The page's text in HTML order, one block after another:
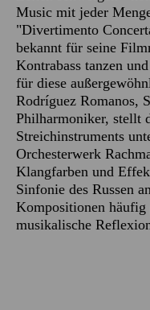
Music mit jeder
"Divertimento
bekannt für seine
Kontrabass tanzen
für diese
Rodríguez Romanos,
Philharmoniker, stellt
Streichinstruments
Orchesterwerk
Klangfarben und
Sinfonie des Russen
Kompositionen häufig
musikalische